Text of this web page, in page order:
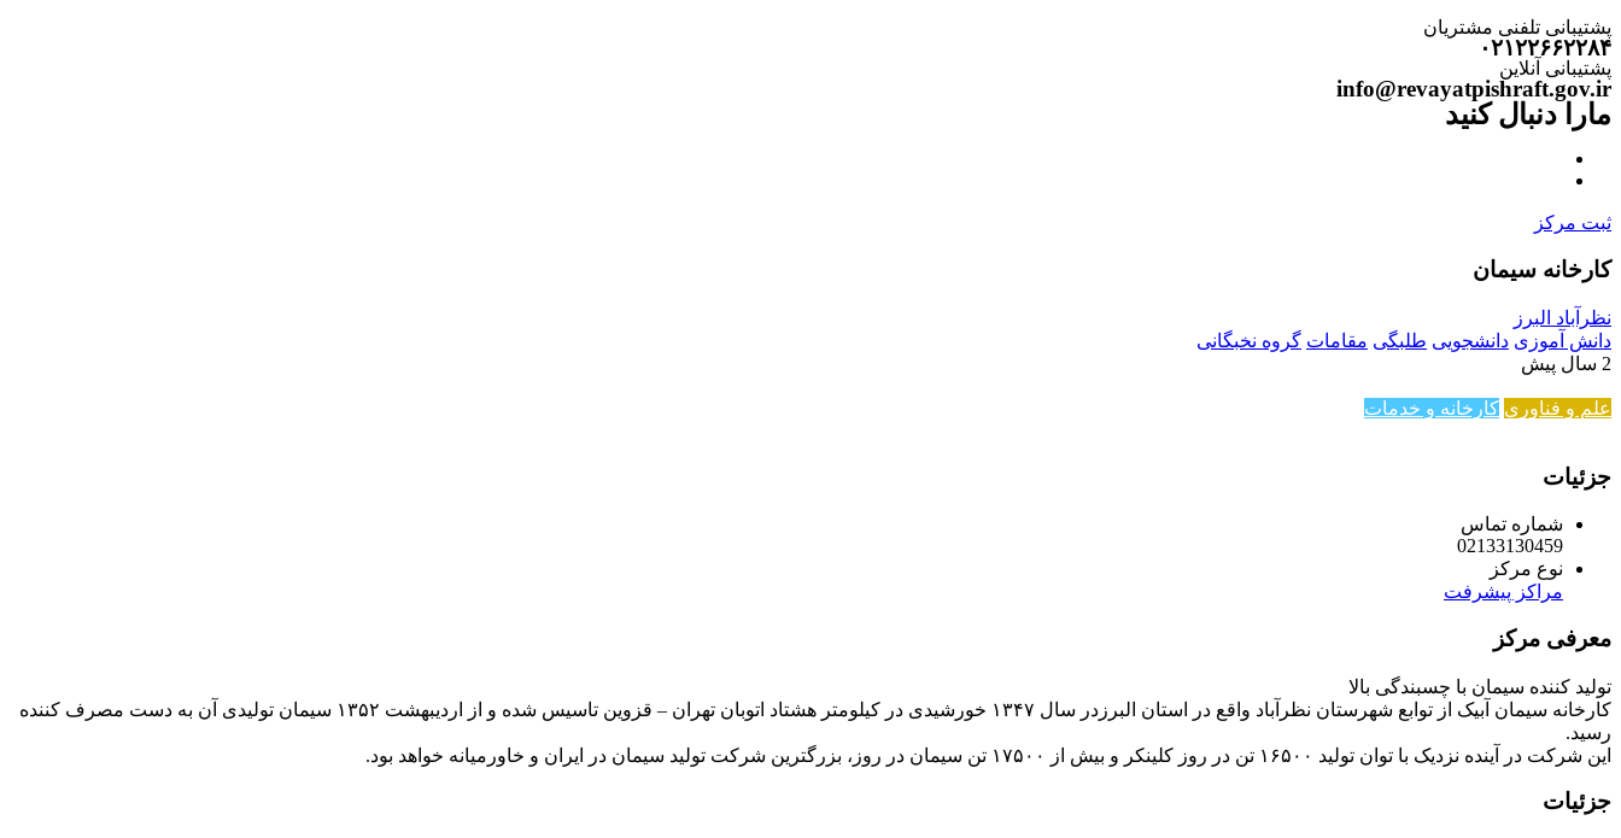
پشتیبانی تلفنی مشتریان
۰۲۱۲۲۶۶۲۲۸۴
پشتیبانی آنلاین
info@revayatpishraft.gov.ir
مارا دنبال کنید
ثبت مرکز
کارخانه سیمان
نظرآباد البرز
دانش آموزی دانشجویی طلبگی مقامات گروه نخبگانی
2 سال پیش
علم و فناوری کارخانه و خدمات
جزئیات
شماره تماس
02133130459
نوع مرکز
مراکز پیشرفت
معرفی مرکز
تولید کننده سیمان با چسبندگی بالا
کارخانه سیمان آبیک از توابع شهرستان نظرآباد واقع در استان البرزدر سال ۱۳۴۷ خورشیدی در کیلومتر هشتاد اتوبان تهران – قزوین تاسیس شده و از اردیبهشت ۱۳۵۲ سیمان تولیدی آن به دست مصرف ‌کننده
رسید.
این شرکت در آینده نزدیک با توان تولید ۱۶۵۰۰ تن در روز کلینکر و بیش از ۱۷۵۰۰ تن سیمان در روز، بزرگترین شرکت تولید سیمان در ایران و خاورمیانه خواهد بود.
جزئیات